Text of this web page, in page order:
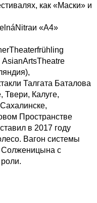
как «Маски» и
«А4»
Талгата Баталова
Твери, Калуге,
Пространстве
в 2017 году
Вагон системы
Солженицына с